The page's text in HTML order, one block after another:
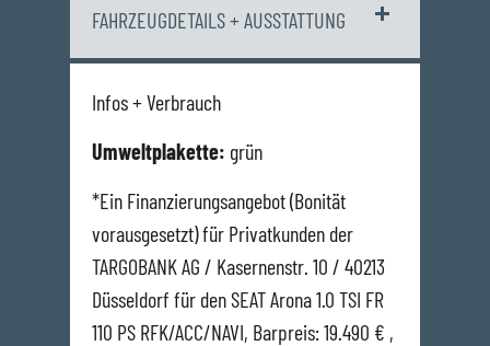
FAHRZEUGDETAILS + AUSSTATTUNG
Infos + Verbrauch
Umweltplakette: grün
*Ein Finanzierungsangebot (Bonität
vorausgesetzt) für Privatkunden der
TARGOBANK AG / Kasernenstr. 10 / 40213
Düsseldorf für den SEAT Arona 1.0 TSI FR
110 PS RFK/ACC/NAVI, Barpreis: 19.490 € ,